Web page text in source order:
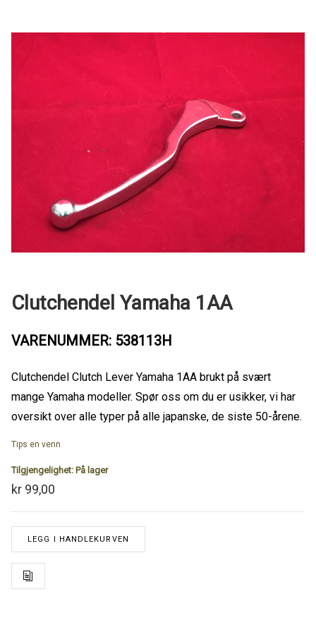
Clutchendel Yamaha 1AA
VARENUMMER: 538113H
Clutchendel Clutch Lever Yamaha 1AA brukt på svært
mange Yamaha modeller. Spør oss om du er usikker, vi har
oversikt over alle typer på alle japanske, de siste 50-årene.
Tips en venn
Tilgjengelighet: På lager
kr 99,00
LEGG I HANDLEKURVEN